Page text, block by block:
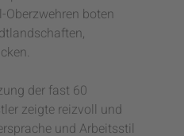
Oberzwehren boten
der fast 60
zeigte reizvoll und
und Arbeitsstil